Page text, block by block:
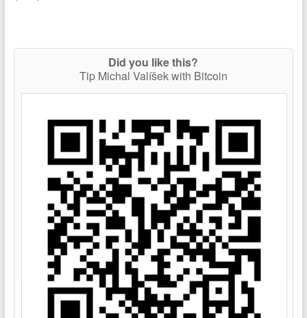
Did you like this?
Tip Michal Valíšek with Bitcoin